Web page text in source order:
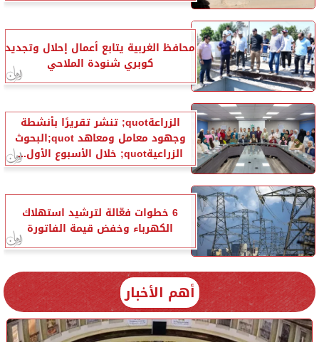
محافظ الغربية يتابع أعمال إحلال وتجديد
كوبري شنودة الملاحي
الزراعةquot; تنشر تقريرًا بأنشطة
وجهود معامل ومعاهد quot;البحوث
الزراعيةquot; خلال الأسبوع الأول...
6 خطوات فعّالة لترشيد استهلاك
الكهرباء وخفض قيمة الفاتورة
أهم الأخبار